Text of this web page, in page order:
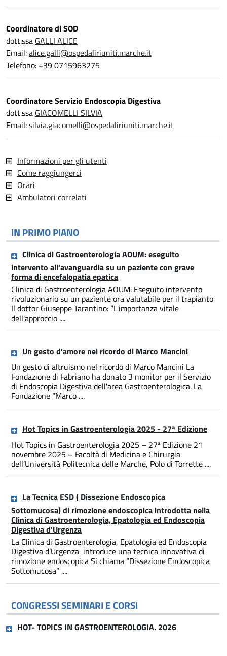
Coordinatore di SOD
dott.ssa GALLI ALICE
Email:alice.galli@ospedaliriuniti.marche.it
Telefono: +39 0715963275
Coordinatore Servizio Endoscopia Digestiva
dott.ssa GIACOMELLI SILVIA
Email:silvia.giacomelli@ospedaliriuniti.marche.it
Informazioni per gli utenti
Come raggiungerci
Orari
Ambulatori correlati
IN PRIMO PIANO
Clinica di Gastroenterologia AOUM: eseguito
intervento all'avanguardia su un paziente con grave
forma di encefalopatia epatica
Clinica di Gastroenterologia AOUM: Eseguito intervento
rivoluzionario su un paziente ora valutabile per il trapianto
Il dottor Giuseppe Tarantino: “L'importanza vitale
dell'approccio ....
Un gesto d'amore nel ricordo di Marco Mancini
Un gesto di altruismo nel ricordo di Marco Mancini La
Fondazione di Fabriano ha donato 3 monitor per il Servizio
di Endoscopia Digestiva dell'area Gastroenterologica. La
Fondazione “Marco ....
Hot Topics in Gastroenterologia 2025 - 27ª Edizione
Hot Topics in Gastroenterologia 2025 – 27ª Edizione 21
novembre 2025 – Facoltà di Medicina e Chirurgia
dell’Università Politecnica delle Marche, Polo di Torrette ....
La Tecnica ESD ( Dissezione Endoscopica
Sottomucosa) di rimozione endoscopica introdotta nella
Clinica di Gastroenterologia, Epatologia ed Endoscopia
Digestiva d'Urgenza
La Clinica di Gastroenterologia, Epatologia ed Endoscopia
Digestiva d’Urgenza introduce una tecnica innovativa di
rimozione endoscopica Si chiama “Dissezione Endoscopica
Sottomucosa” ....
CONGRESSI SEMINARI E CORSI
HOT- TOPICS IN GASTROENTEROLOGIA. 2026